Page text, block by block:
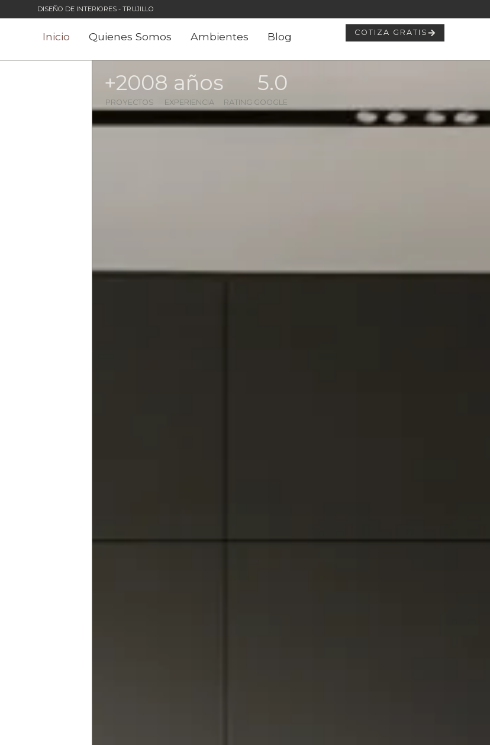
DISEÑO DE INTERIORES - TRUJILLO
Inicio Quienes Somos Ambientes Blog COTIZA GRATIS
PROYECTOS
+200
EXPERIENCIA
8 años
RATING GOOGLE
5.0